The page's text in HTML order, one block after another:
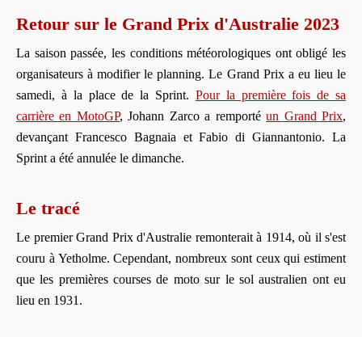
Retour sur le Grand Prix d'Australie 2023
La saison passée, les conditions météorologiques ont obligé les
organisateurs à modifier le planning. Le Grand Prix a eu lieu le
samedi, à la place de la Sprint. Pour la première fois de sa
carrière en MotoGP, Johann Zarco a remportéun Grand Prix,
devançant Francesco Bagnaia et Fabio di Giannantonio. La
Sprint a été annulée le dimanche.
Le tracé
Le premier Grand Prix d'Australie remonterait à 1914, où il s'est
couru à Yetholme. Cependant, nombreux sont ceux qui estiment
que les premières courses de moto sur le sol australien ont eu
lieu en 1931.